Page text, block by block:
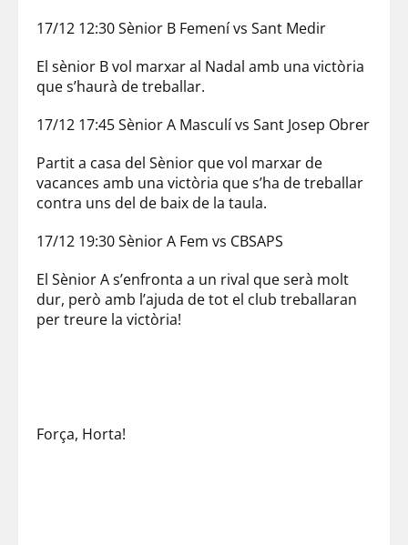
17/12 12:30 Sènior B Femení vs Sant Medir
El sènior B vol marxar al Nadal amb una victòria
que s’haurà de treballar.
17/12 17:45 Sènior A Masculí vs Sant Josep Obrer
Partit a casa del Sènior que vol marxar de
vacances amb una victòria que s’ha de treballar
contra uns del de baix de la taula.
17/12 19:30 Sènior A Fem vs CBSAPS
El Sènior A s’enfronta a un rival que serà molt
dur, però amb l’ajuda de tot el club treballaran
per treure la victòria!
Força, Horta!